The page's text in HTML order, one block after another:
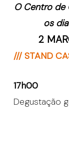
O Centro
os
2
/// STAND
17h00
Degustação